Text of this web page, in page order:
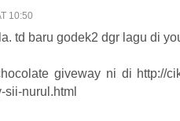
10:50
td baru godek2 dgr lagu di
giveway ni di http://
sii-nurul.html